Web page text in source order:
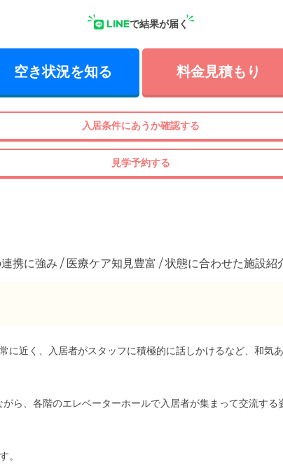
LINEで結果が届く
空き状況を知る 料金見積もり
入居条件にあうか確認する
見学予約する
携に強み / 医療ケア知見豊富 / 状態に合わせた施設紹
に近く、入居者がスタッフに積極的に話しかけるなど、和気
がら、各階のエレベーターホールで入居者が集まって交流する
。